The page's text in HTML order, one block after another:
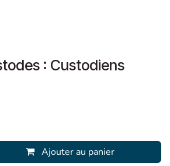
: Custodiens
Ajouter au panier